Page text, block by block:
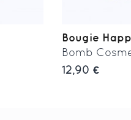
Bougie
Bomb
12,90 €